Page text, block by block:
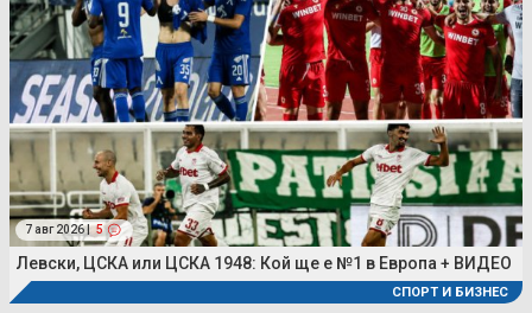
7 авг 2026 | 5
Левски, ЦСКА или ЦСКА 1948: Кой ще е №1 в Европа + ВИДЕО
СПОРТ И БИЗНЕС